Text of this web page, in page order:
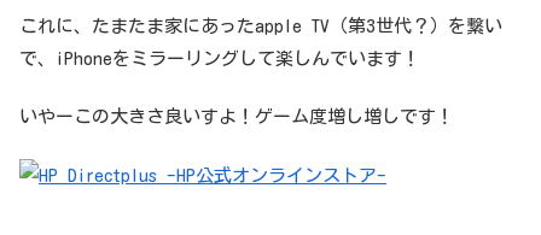
これに、たまたま家にあったapple TV（第3世代？）を繋い
で、iPhoneをミラーリングして楽しんでいます！
いやーこの大きさ良いすよ！ゲーム度増し増しです！